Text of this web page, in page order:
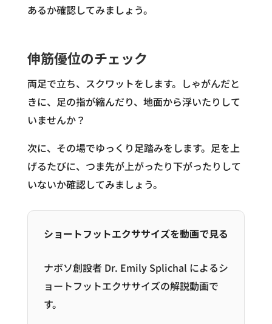
あるか確認してみましょう。
伸筋優位のチェック
両足で立ち、スクワットをします。しゃがんだと
きに、足の指が縮んだり、地面から浮いたりして
いませんか？
次に、その場でゆっくり足踏みをします。足を上
げるたびに、つま先が上がったり下がったりして
いないか確認してみましょう。
ショートフットエクササイズを動画で見る
ナボソ創設者 Dr. Emily Splichal によるシ
ョートフットエクササイズの解説動画で
す。